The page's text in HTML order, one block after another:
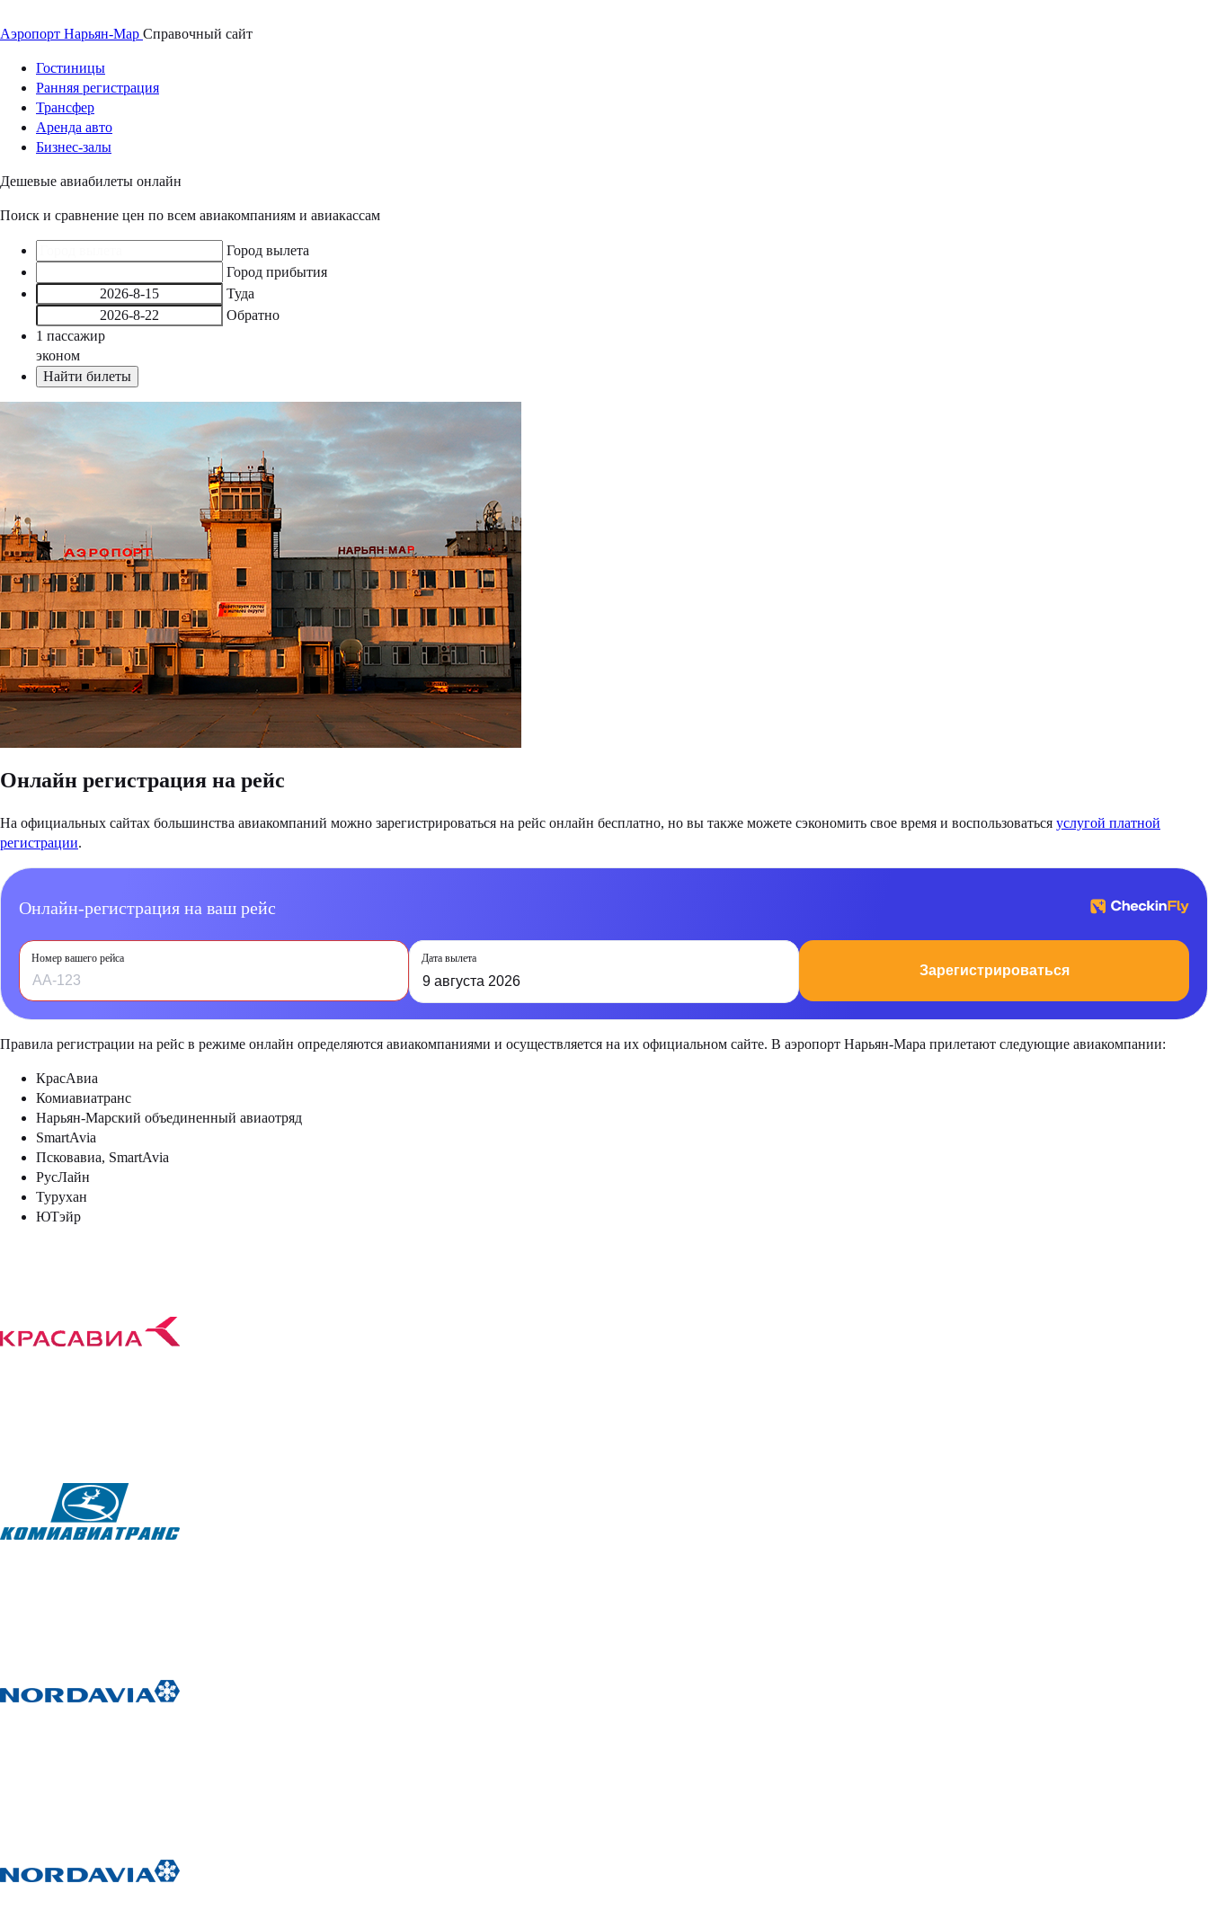
Аэропорт Нарьян-Мар Справочный сайт
Гостиницы
Ранняя регистрация
Трансфер
Аренда авто
Бизнес-залы
Дешевые авиабилеты онлайн
Поиск и сравнение цен по всем авиакомпаниям и авиакассам
Город вылета
Город прибытия
Туда
Обратно
1 пассажир
эконом
Найти билеты
Онлайн регистрация на рейс
На официальных сайтах большинства авиакомпаний можно зарегистрироваться на рейс онлайн бесплатно, но вы также можете сэкономить свое время и воспользоваться услугой платной
регистрации.
Онлайн-регистрация на ваш рейс
Номер вашего рейса
Зарегистрироваться
Дата вылета
9 августа 2026
Правила регистрации на рейс в режиме онлайн определяются авиакомпаниями и осуществляется на их официальном сайте. В аэропорт Нарьян-Мара прилетают следующие авиакомпании:
КрасАвиа
Комиавиатранс
Нарьян-Марский объединенный авиаотряд
SmartAvia
Псковавиа, SmartAvia
РусЛайн
Турухан
ЮТэйр